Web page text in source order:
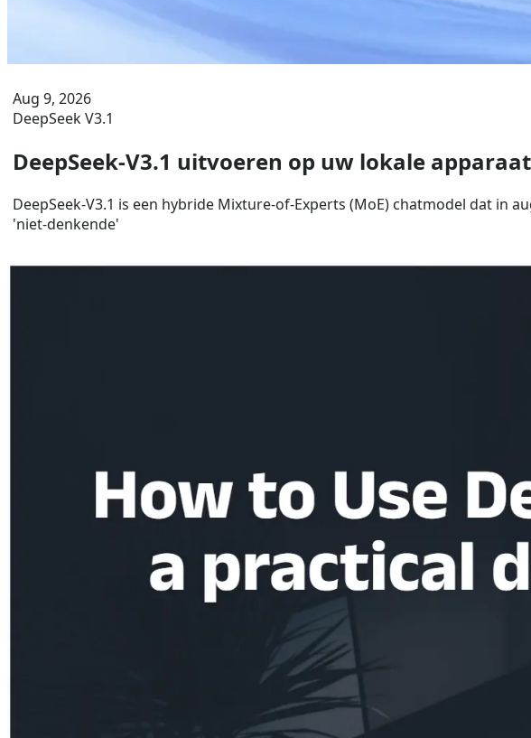
Aug 9, 2026
DeepSeek V3.1
DeepSeek-V3.1 uitvoeren op uw lokale apparaat
DeepSeek-V3.1 is een hybride Mixture-of-Experts (MoE) chatmodel dat
'niet-denkende'